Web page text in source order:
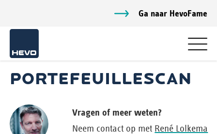
Ga naar HevoFame
PORTEFEUILLESCAN
Vragen of meer weten?
Neem contact op met René Lolkema